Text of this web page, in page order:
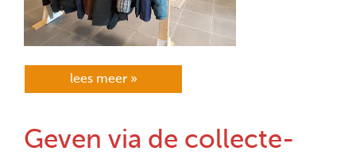
lees meer »
Geven via de collecte-